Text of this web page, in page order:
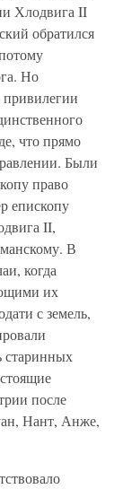
Хлодвига II
обратился
Но
привилегии
что прямо
Были
право
епископу
II,
В
когда
их
с земель,
старинных
после
Нант, Анже,